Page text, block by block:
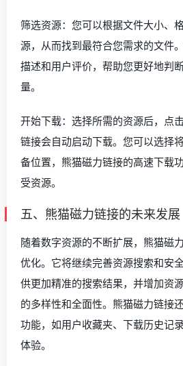
筛选资源：您可以根据文件大小、
源，从而找到最符合您需求的文件
描述和用户评价，帮助您更好地判
量。
开始下载：选择所需的资源后，点
链接会自动启动下载。您可以选择
备位置，熊猫磁力链接的高速下载
受资源。
五、熊猫磁力链接的未来发展
随着数字资源的不断扩展，熊猫磁
优化。它将继续完善资源搜索和安
供更加精准的搜索结果，并增加资
的多样性和全面性。熊猫磁力链接
功能，如用户收藏夹、下载历史记
体验。